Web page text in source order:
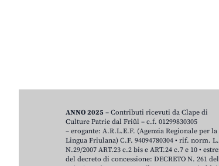
ANNO 2025 – Contributi ricevuti da Clape di
Culture Patrie dal Friûl – c.f. 01299830305
– erogante: A.R.L.E.F. (Agenzia Regionale per la
Lingua Friulana) C.F. 94094780304 • rif. norm.
N.29/2007 ART.23 c.2 bis e ART.24 c.7 e 10 •
del decreto di concessione: DECRETO N. 261 del